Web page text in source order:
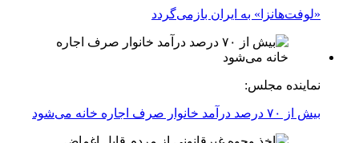
«لوفت‌هانزا» به ایران بازمی‌گردد
نماینده مجلس:
بیش از ۷۰ درصد درآمد خانوار صرف اجاره خانه می‌شود